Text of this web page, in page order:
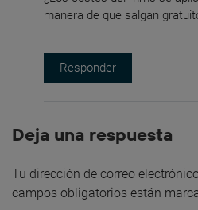
manera de que salgan
Responder
Deja una respuesta
Tu dirección de correo
campos obligatorios están